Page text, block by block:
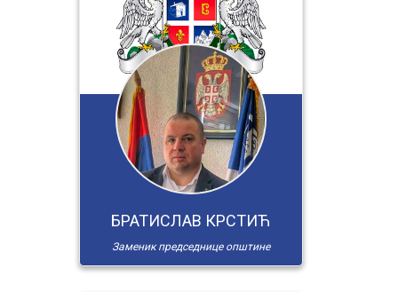
БРАТИСЛАВ КРСТИЋ
Заменик председнице општине